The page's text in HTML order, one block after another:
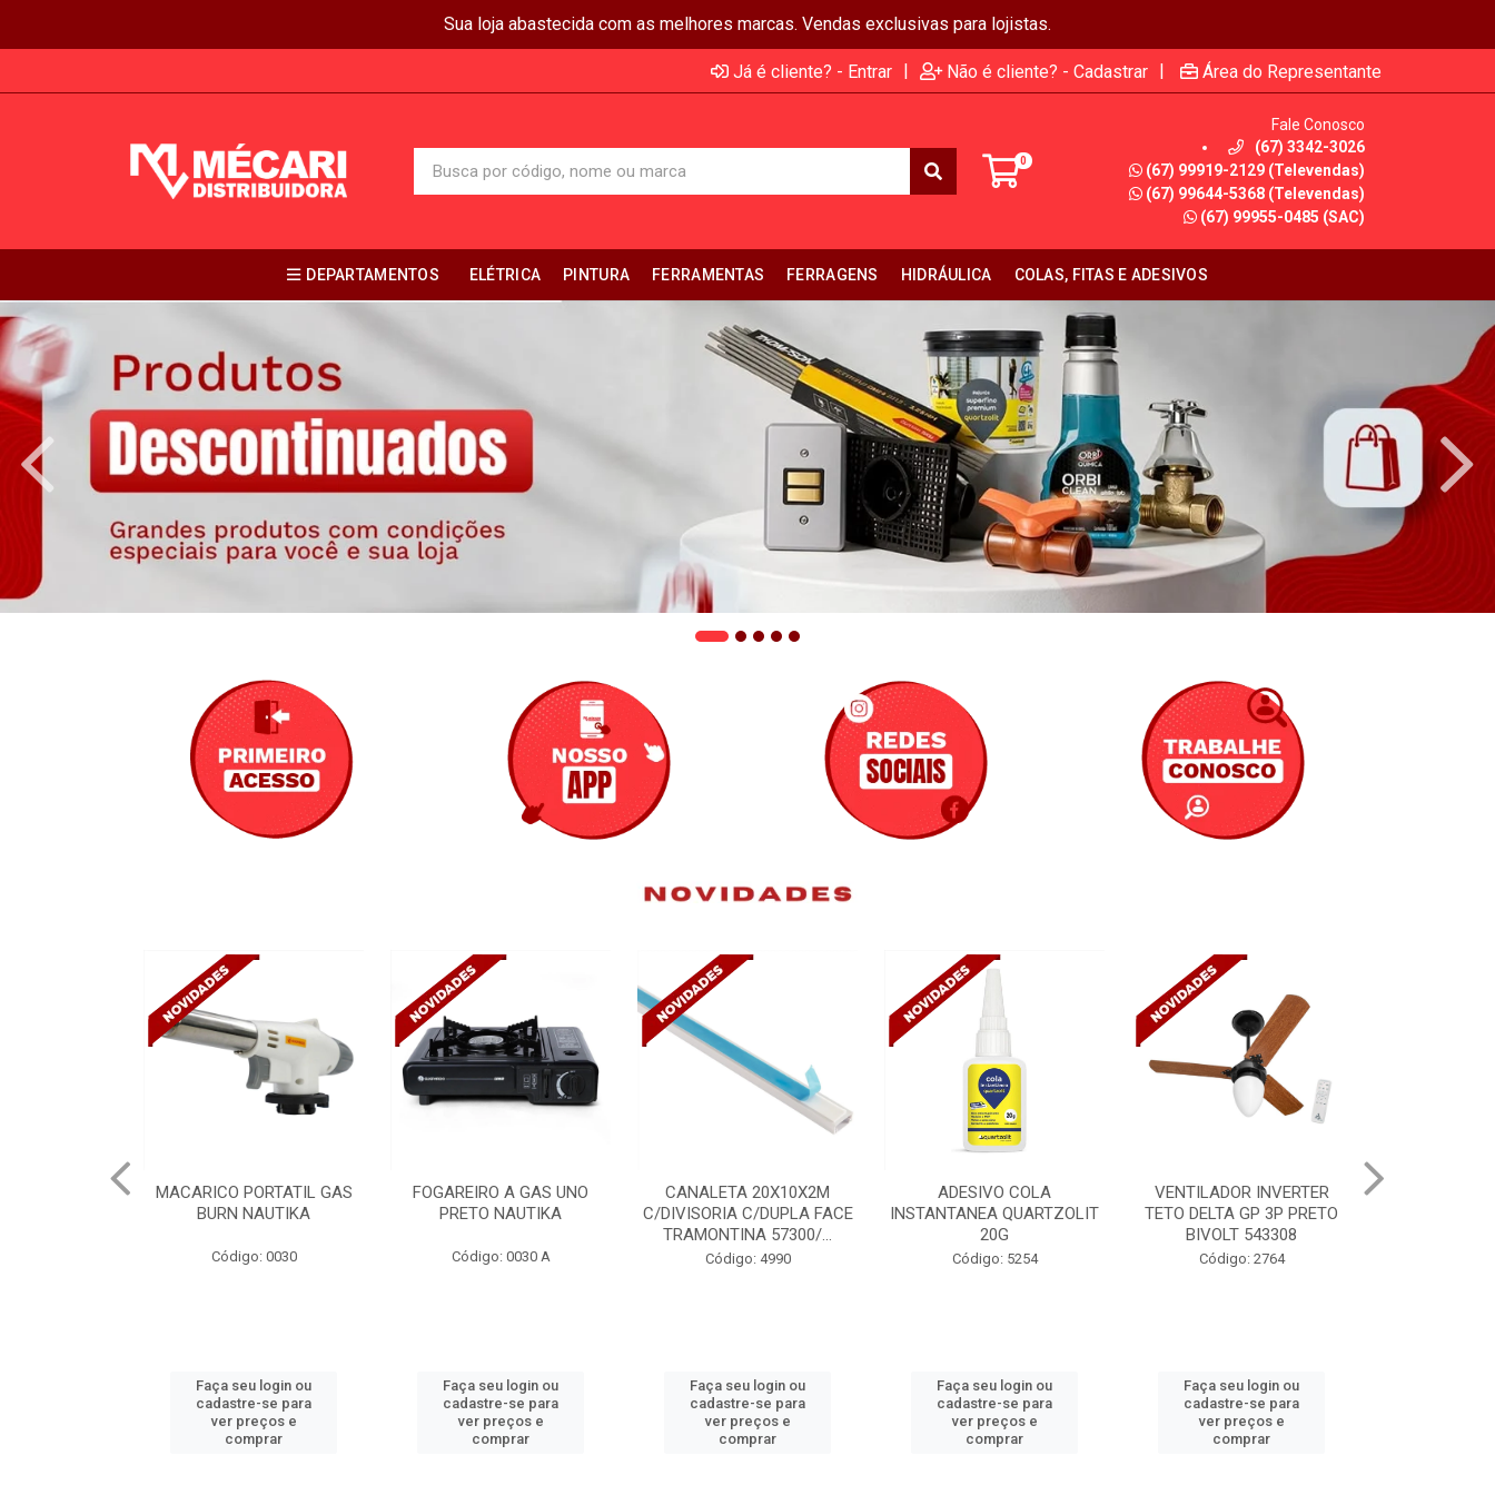
Sua loja abastecida com as melhores marcas. Vendas exclusivas para lojistas.
Já é cliente? - Entrar | Não é cliente? - Cadastrar | Área do Representante
0
Fale Conosco
(67) 3342-3026
(67) 99919-2129 (Televendas)
(67) 99644-5368 (Televendas)
(67) 99955-0485 (SAC)
DEPARTAMENTOS ELÉTRICA PINTURA FERRAMENTAS FERRAGENS HIDRÁULICA COLAS, FITAS E ADESIVOS
FOGAREIRO A GAS UNO
PRETO NAUTIKA
Código: 0030 A
Faça seu login ou
cadastre-se para
ver preços e
comprar
CANALETA 20X10X2M
C/DIVISORIA C/DUPLA FACE
Código: 4990
Faça seu login ou
cadastre-se para
ver preços e
comprar
ADESIVO COLA
INSTANTANEA QUARTZOLIT
20G
Código: 5254
Faça seu login ou
cadastre-se para
ver preços e
comprar
VENTILADOR INVERTER
TETO DELTA GP 3P PRETO
BIVOLT 543308
Código: 2764
Faça seu login ou
cadastre-se para
ver preços e
comprar
VENTILADOR INVERTER
TETO DELTA GP 3P PRETO
BIVOLT 543302
Código: 2765
Faça seu login ou
cadastre-se para
ver preços e
comprar